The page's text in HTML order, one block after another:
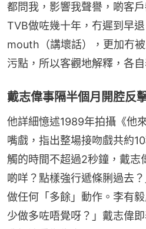
都問我，影響我聲譽，啲客
TVB做咗幾十年，冇遲到早
mouth（講壞話），更加冇
污點，所以客觀地解釋，各自
戴志偉事隔半個月開腔反
他詳細憶述1989年拍攝《他
嘴戲，指出整場接吻戲共約
觸的時間不超過2秒鐘，戴志
啲咩？點樣強行遞條脷過去
做任何「多餘」動作。李有
少做多咗唔覺呀？」戴志偉